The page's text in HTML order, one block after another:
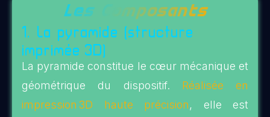
Les Composants
1. La pyramide (structure
imprimée 3D)
La pyramide constitue le cœur mécanique et
géométrique du dispositif. Réalisée en
impression 3D haute précision, elle est